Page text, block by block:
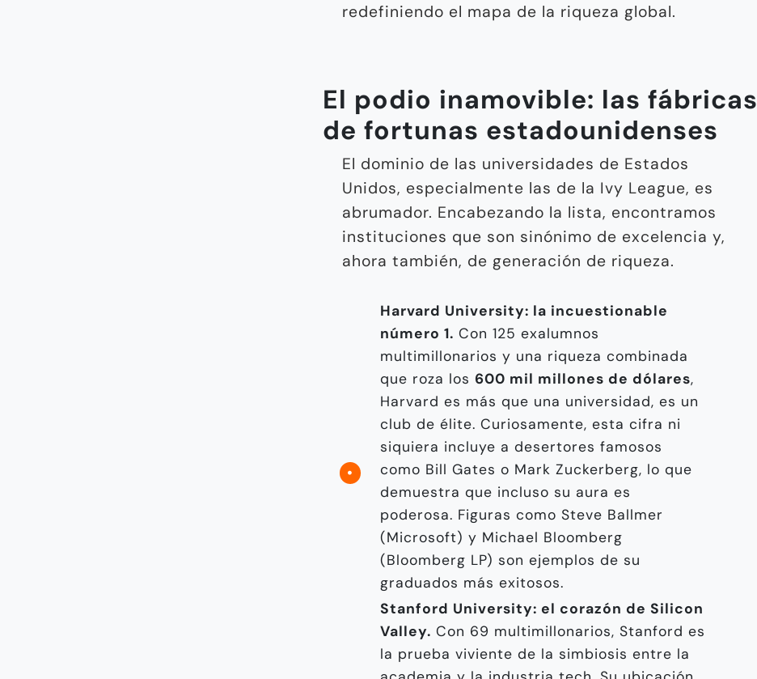
redefiniendo el mapa de la riqueza global.
El podio inamovible: las fábricas
de fortunas estadounidenses
El dominio de las universidades de Estados
Unidos, especialmente las de la Ivy League, es
abrumador. Encabezando la lista, encontramos
instituciones que son sinónimo de excelencia y,
ahora también, de generación de riqueza.
Harvard University: la incuestionable
número 1. Con 125 exalumnos
multimillonarios y una riqueza combinada
que roza los 600 mil millones de dólares,
Harvard es más que una universidad, es un
club de élite. Curiosamente, esta cifra ni
siquiera incluye a desertores famosos
como Bill Gates o Mark Zuckerberg, lo que
demuestra que incluso su aura es
poderosa. Figuras como Steve Ballmer
(Microsoft) y Michael Bloomberg
(Bloomberg LP) son ejemplos de su
graduados más exitosos.
Stanford University: el corazón de Silicon
Valley. Con 69 multimillonarios, Stanford es
la prueba viviente de la simbiosis entre la